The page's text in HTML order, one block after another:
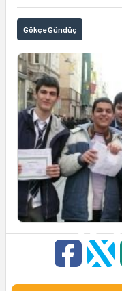
Gökçe Gündüç